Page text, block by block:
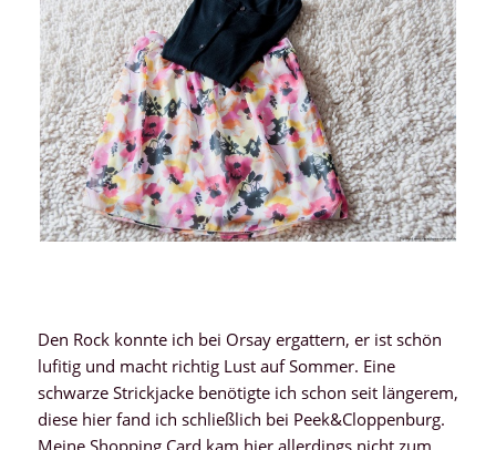
Den Rock konnte ich bei Orsay ergattern, er ist schön
lufitig und macht richtig Lust auf Sommer. Eine
schwarze Strickjacke benötigte ich schon seit längerem,
diese hier fand ich schließlich bei Peek&Cloppenburg.
Meine Shopping Card kam hier allerdings nicht zum